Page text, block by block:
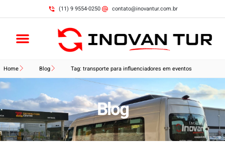
(11) 9 9554-0250 contato@inovantur.com.br
Home Blog Tag: transporte para influenciadores em eventos
Blog